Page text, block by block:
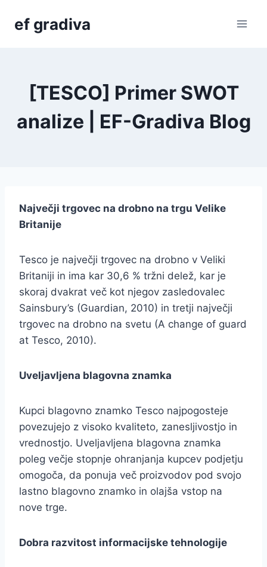
ef gradiva
[TESCO] Primer SWOT
analize | EF-Gradiva Blog
Največji trgovec na drobno na trgu Velike
Britanije
Tesco je največji trgovec na drobno v Veliki
Britaniji in ima kar 30,6 % tržni delež, kar je
skoraj dvakrat več kot njegov zasledovalec
Sainsbury’s (Guardian, 2010) in tretji največji
trgovec na drobno na svetu (A change of guard
at Tesco, 2010).
Uveljavljena blagovna znamka
Kupci blagovno znamko Tesco najpogosteje
povezujejo z visoko kvaliteto, zanesljivostjo in
vrednostjo. Uveljavljena blagovna znamka
poleg večje stopnje ohranjanja kupcev podjetju
omogoča, da ponuja več proizvodov pod svojo
lastno blagovno znamko in olajša vstop na
nove trge.
Dobra razvitost informacijske tehnologije